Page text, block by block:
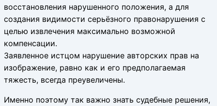
восстановления нарушенного положения, а для
создания видимости серьёзного правонарушения с
целью извлечения максимально возможной
компенсации.
Заявленное истцом нарушение авторских прав на
изображение, равно как и его предполагаемая
тяжесть, всегда преувеличены.
Именно поэтому так важно знать судебные решения,